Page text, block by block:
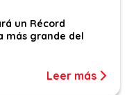
un Récord
más grande del
Leer más